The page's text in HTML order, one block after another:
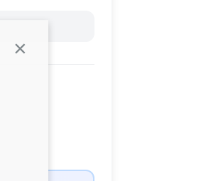
Continua senza accettare